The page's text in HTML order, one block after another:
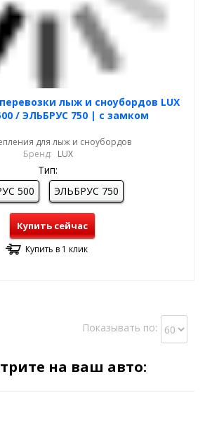
лыж и сноубордов LUX
/ ЭЛЬБРУС 750 | с замком
для лыж и сноубордов
Бренд: LUX
Тип:
500
ЭЛЬБРУС 750
Купить сейчас
Купить в 1 клик
Показывать по:
на ваш авто: